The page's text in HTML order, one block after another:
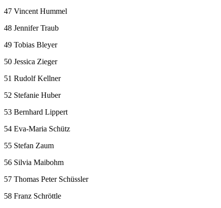
47 Vincent Hummel
48 Jennifer Traub
49 Tobias Bleyer
50 Jessica Zieger
51 Rudolf Kellner
52 Stefanie Huber
53 Bernhard Lippert
54 Eva-Maria Schütz
55 Stefan Zaum
56 Silvia Maibohm
57 Thomas Peter Schüssler
58 Franz Schröttle